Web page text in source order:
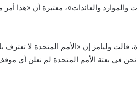
والموارد والعائدات»، معتبرة أن «هذا
وليامز إن «الأمم المتحدة لا تعترف
نحن في بعثة الأمم المتحدة لم نعلن أي